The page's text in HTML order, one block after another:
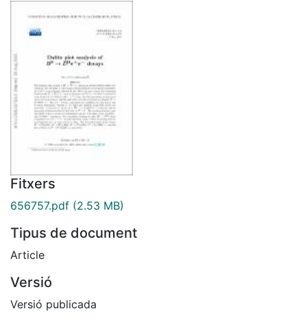
Fitxers
656757.pdf (2.53 MB)
Tipus de document
Article
Versió
Versió publicada